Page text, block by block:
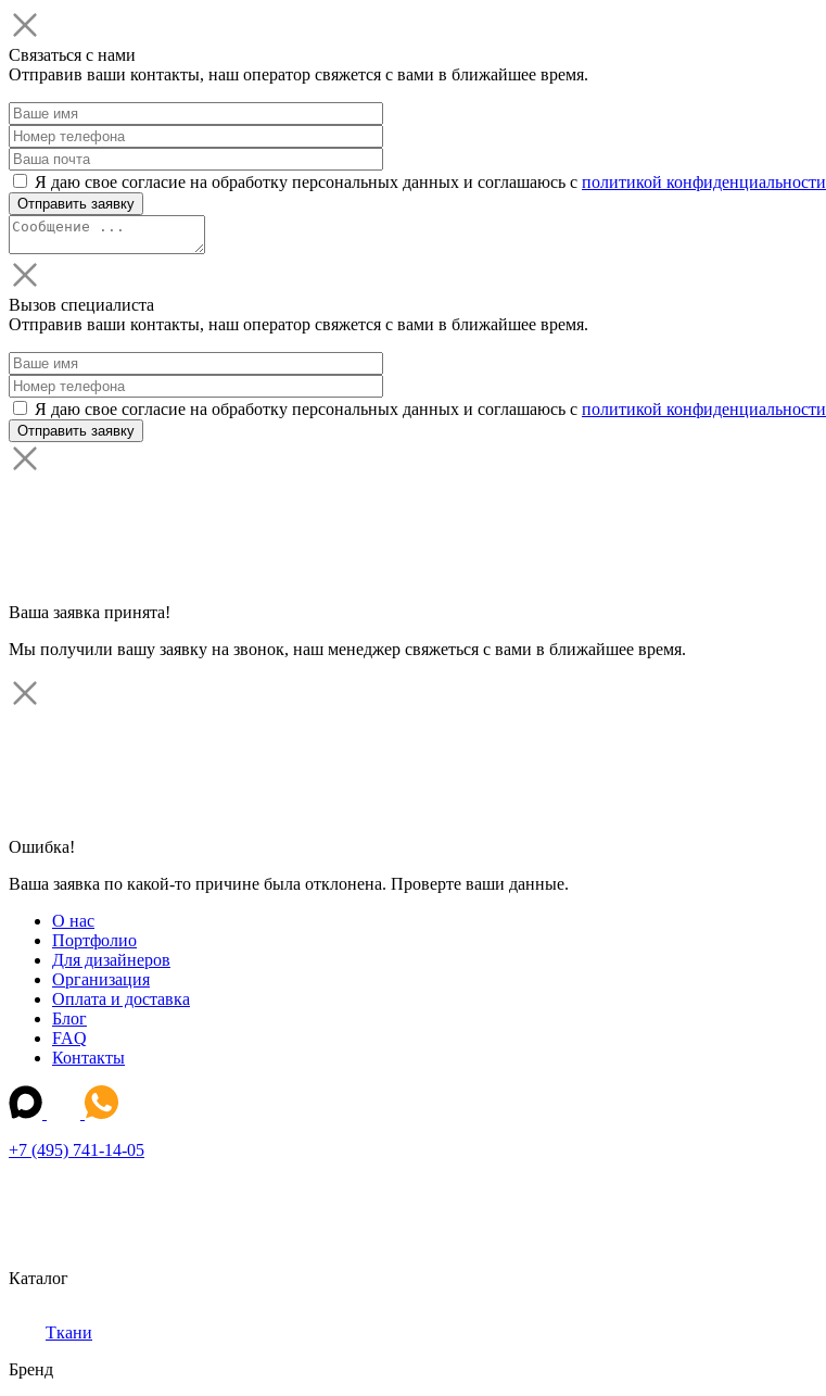
Связаться с нами
Отправив ваши контакты, наш оператор свяжется с вами в ближайшее время.
Я даю свое согласие на обработку персональных данных и соглашаюсь с политикой конфиденциальности
Вызов специалиста
Отправив ваши контакты, наш оператор свяжется с вами в ближайшее время.
Я даю свое согласие на обработку персональных данных и соглашаюсь с политикой конфиденциальности
Ваша заявка принята!
Мы получили вашу заявку на звонок, наш менеджер свяжеться с вами в ближайшее время.
Ошибка!
Ваша заявка по какой-то причине была отклонена. Проверте ваши данные.
О нас
Портфолио
Для дизайнеров
Организация
Оплата и доставка
Блог
FAQ
Контакты
+7 (495) 741-14-05
Каталог
Ткани
Бренд